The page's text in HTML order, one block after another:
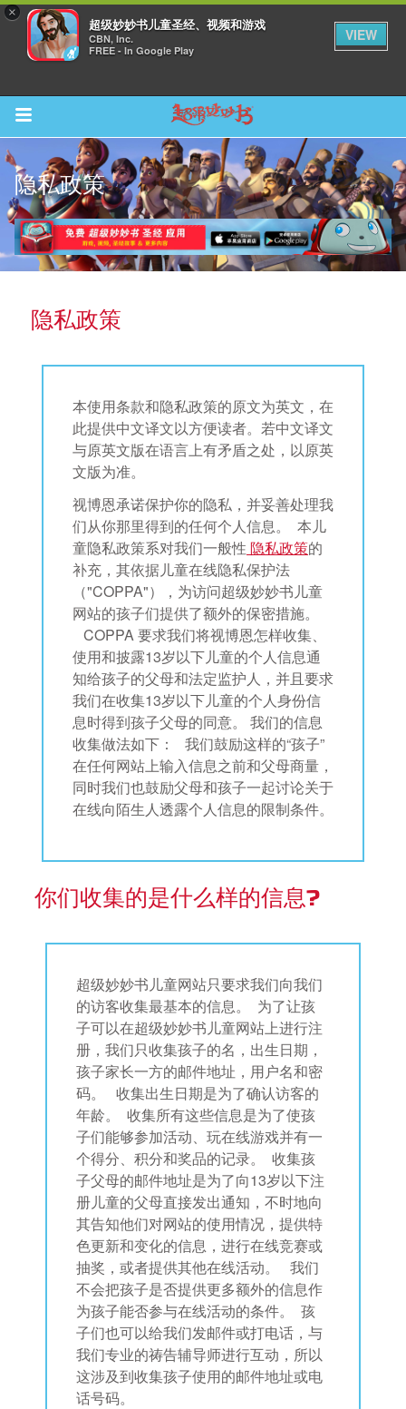
×
超级妙妙书儿童圣经、视频和游戏
CBN, Inc.
FREE - In Google Play
VIEW
Return to Content
隐私政策
隐私政策
本使用条款和隐私政策的原文为英文，在
此提供中文译文以方便读者。若中文译文
与原英文版在语言上有矛盾之处，以原英
文版为准。
视博恩承诺保护你的隐私，并妥善处理我
们从你那里得到的任何个人信息。 本儿
童隐私政策系对我们一般性 隐私政策的
补充，其依据儿童在线隐私保护法
（"COPPA"），为访问超级妙妙书儿童
网站的孩子们提供了额外的保密措施。
COPPA 要求我们将视博恩怎样收集、
使用和披露13岁以下儿童的个人信息通
知给孩子的父母和法定监护人，并且要求
我们在收集13岁以下儿童的个人身份信
息时得到孩子父母的同意。 我们的信息
收集做法如下： 我们鼓励这样的“孩子”
在任何网站上输入信息之前和父母商量，
同时我们也鼓励父母和孩子一起讨论关于
在线向陌生人透露个人信息的限制条件。
你们收集的是什么样的信息?
超级妙妙书儿童网站只要求我们向我们
的访客收集最基本的信息。 为了让孩
子可以在超级妙妙书儿童网站上进行注
册，我们只收集孩子的名，出生日期，
孩子家长一方的邮件地址，用户名和密
码。 收集出生日期是为了确认访客的
年龄。 收集所有这些信息是为了使孩
子们能够参加活动、玩在线游戏并有一
个得分、积分和奖品的记录。 收集孩
子父母的邮件地址是为了向13岁以下注
册儿童的父母直接发出通知，不时地向
其告知他们对网站的使用情况，提供特
色更新和变化的信息，进行在线竞赛或
抽奖，或者提供其他在线活动。 我们
不会把孩子是否提供更多额外的信息作
为孩子能否参与在线活动的条件。 孩
子们也可以给我们发邮件或打电话，与
我们专业的祷告辅导师进行互动，所以
这涉及到收集孩子使用的邮件地址或电
话号码。